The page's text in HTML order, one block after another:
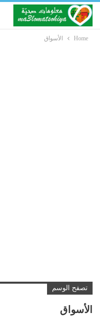
Home الأسواق
تصفح الوسم
الأسواق